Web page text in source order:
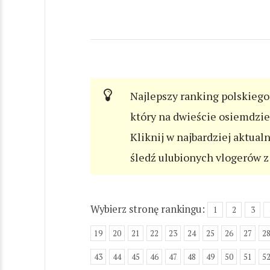
Najlepszy ranking
który na dwieście
Kliknij w najbardziej
śledź ulubionych vlogerów
Wybierz stronę rankingu: 1 2 3
19 20 21 22 23 24 25 26 27 28
43 44 45 46 47 48 49 50 51 52